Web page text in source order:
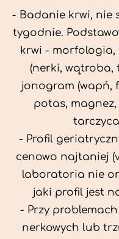
- Badanie krwi, nie
tygodnie.
krwi - morfologia,
(nerki, wątroba,
jonogram (wapń,
potas, magnez,
- Profil
cenowo najtaniej
laboratoria nie
jaki profil jest
- Przy
nerkowych lub